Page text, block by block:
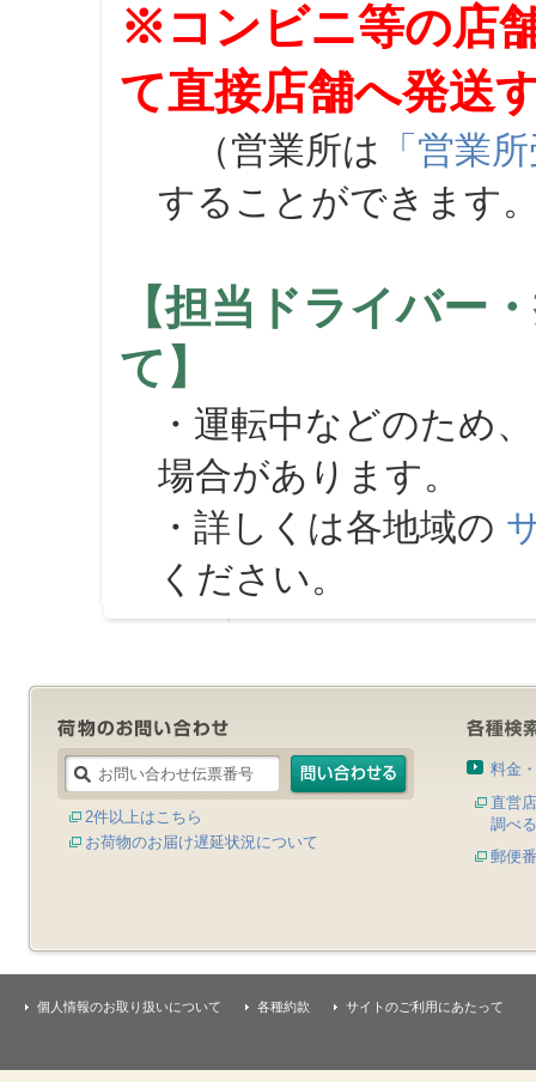
※コンビニ等の店
て直接店舗へ発送
（営業所は 「営業
することができます
【担当ドライバー
て】
・運転中などのため
場合があります。
・詳しくは各地域の
ください。
2件以上はこちら
お荷物のお届け遅延状況について
料金
直営
調べる
郵便
個人情報のお取り扱いについて 各種約款 サイトのご利用にあたって